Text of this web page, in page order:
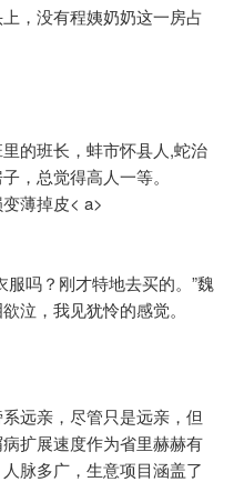
，没有程姨奶奶这一房占
的班长，蚌市怀县人,蛇治
，总觉得高人一等。
薄掉皮< a>
吗？刚才特地去买的。”魏
泣，我见犹怜的感觉。
远亲，尽管只是远亲，但
扩展速度作为省里赫赫有
脉多广，生意项目涵盖了